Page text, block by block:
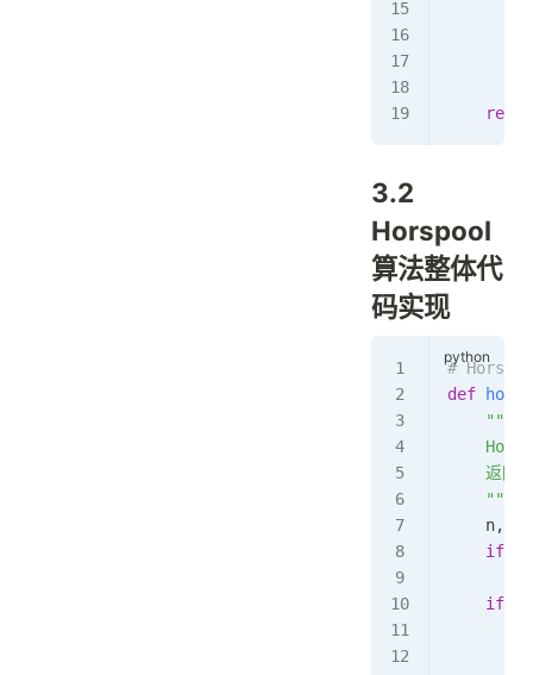
3.2
Horspool
算法整体代
码实现
#
def
    """
返回
    """
    n, m
    if
    if